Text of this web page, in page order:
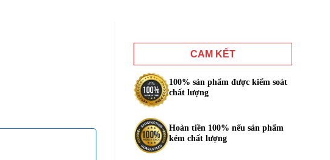
CAM KẾT
100% sản phẩm được kiểm soát
chất lượng
Hoàn tiền 100% nếu sản phẩm
kém chất lượng